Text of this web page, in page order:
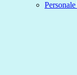
Personale